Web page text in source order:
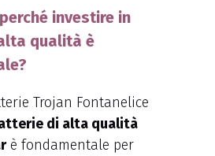
investire in
qualità è
di alta qualità
è fondamentale per